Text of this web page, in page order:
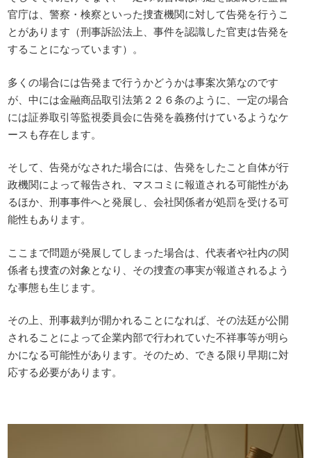
官庁は、警察・検察といった捜査機関に対して告発を行うこ
とがあります（刑事訴訟法上、事件を認識した官吏は告発を
することになっています）。
多くの場合には告発まで行うかどうかは事案次第なのです
が、中には金融商品取引法第２２６条のように、一定の場合
には証券取引等監視委員会に告発を義務付けているようなケ
ースも存在します。
そして、告発がなされた場合には、告発をしたこと自体が行
政機関によって報告され、マスコミに報道される可能性があ
るほか、刑事事件へと発展し、会社関係者が処罰を受ける可
能性もあります。
ここまで問題が発展してしまった場合は、代表者や社内の関
係者も捜査の対象となり、その捜査の事実が報道されるよう
な事態も生じます。
その上、刑事裁判が開かれることになれば、その法廷が公開
されることによって企業内部で行われていた不祥事等が明ら
かになる可能性があります。そのため、できる限り早期に対
応する必要があります。